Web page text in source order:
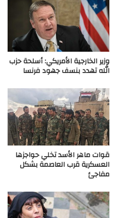
وزير الخارجية الأمريكي: أسلحة حزب
الله تهدد بنسف جهود فرنسا
قوات ماهر الأسد تخلي حواجزها
العسكرية قرب العاصمة بشكل
مفاجئ